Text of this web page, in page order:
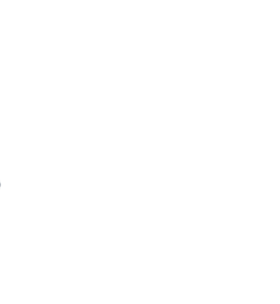
售后服务中心（需提前预约）
需提前预约）
前预约）
提前预约）
需提前预约）